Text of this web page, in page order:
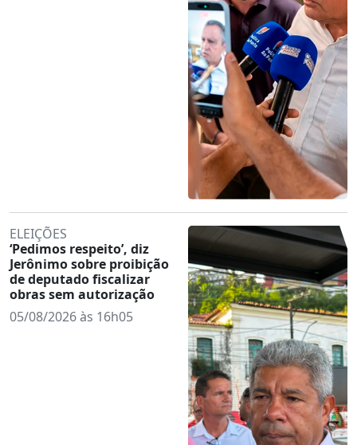
ELEIÇÕES
‘Pedimos respeito’, diz
Jerônimo sobre proibição
de deputado fiscalizar
obras sem autorização
05/08/2026 às 16h05